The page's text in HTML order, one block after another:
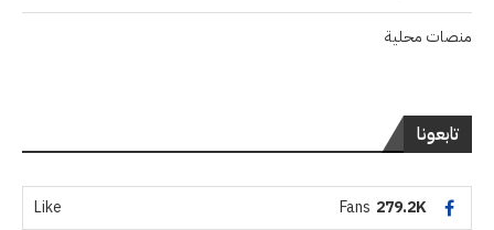
منصات محلية
تابعونا
279.2K
Fans
Like